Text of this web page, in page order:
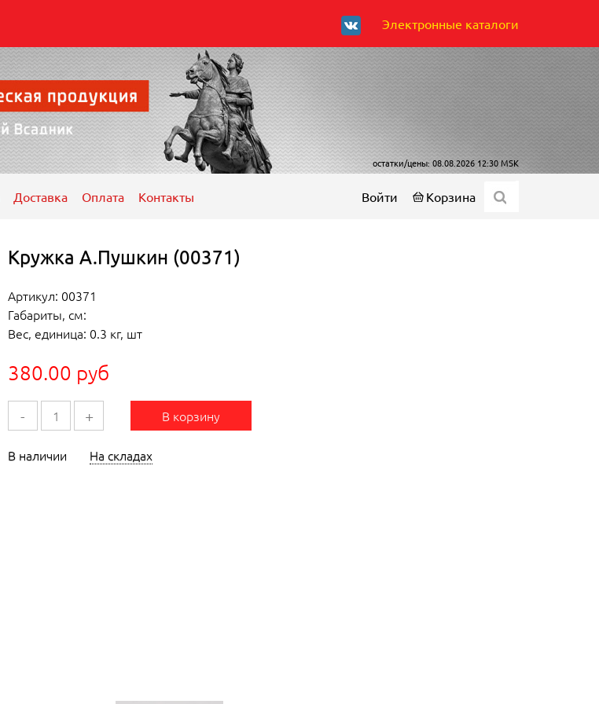
Электронные каталоги
остатки/цены: 08.08.2026 12:30 MSK
Войти Корзина
Доставка Оплата Контакты
Кружка А.Пушкин (00371)
Артикул: 00371
Габариты, см:
Вес, единица: 0.3 кг, шт
380.00 руб
- + В корзину
В наличии На складах